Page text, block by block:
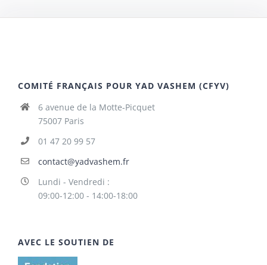
COMITÉ FRANÇAIS POUR YAD VASHEM (CFYV)
6 avenue de la Motte-Picquet
75007 Paris
01 47 20 99 57
contact@yadvashem.fr
Lundi - Vendredi :
09:00-12:00 - 14:00-18:00
AVEC LE SOUTIEN DE